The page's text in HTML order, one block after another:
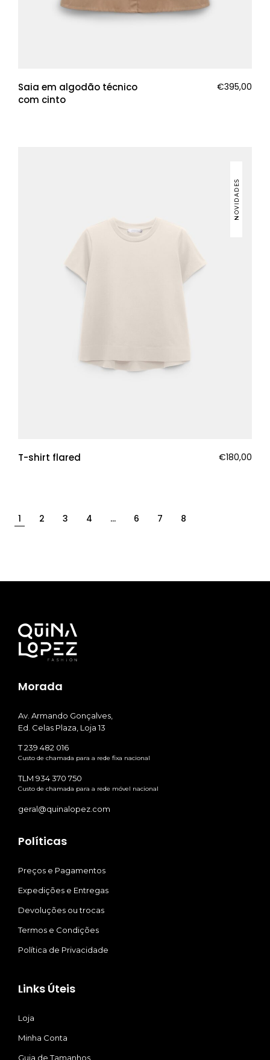
Saia em algodão técnico
com cinto
€395,00
NOVIDADES
T-shirt flared €180,00
1 2 3 4 … 6 7 8
Morada
Av. Armando Gonçalves,
Ed. Celas Plaza, Loja 13
T 239 482 016
Custo de chamada para a rede fixa nacional
TLM 934 370 750
Custo de chamada para a rede móvel nacional
geral@quinalopez.com
Políticas
Preços e Pagamentos
Expedições e Entregas
Devoluções ou trocas
Termos e Condições
Política de Privacidade
Links Úteis
Loja
Minha Conta
Guia de Tamanhos